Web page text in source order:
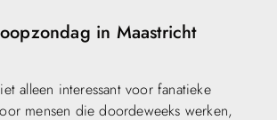
in Maastricht
alleen interessant voor fanatieke
mensen die doordeweeks werken,